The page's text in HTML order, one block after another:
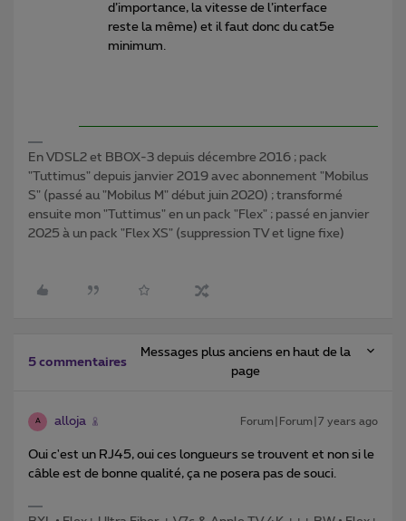
d’importance, la vitesse de l’interface
reste la même) et il faut donc du cat5e
minimum.
En VDSL2 et BBOX-3 depuis décembre 2016 ; pack
"Tuttimus" depuis janvier 2019 avec abonnement "Mobilus
S" (passé au "Mobilus M" début juin 2020) ; transformé
ensuite mon "Tuttimus" en un pack "Flex" ; passé en janvier
2025 à un pack "Flex XS" (suppression TV et ligne fixe)
5 commentaires
Messages plus anciens en haut de la
page
A alloja Forum|Forum|7 years ago
Oui c'est un RJ45, oui ces longueurs se trouvent et non si le
câble est de bonne qualité, ça ne posera pas de souci.